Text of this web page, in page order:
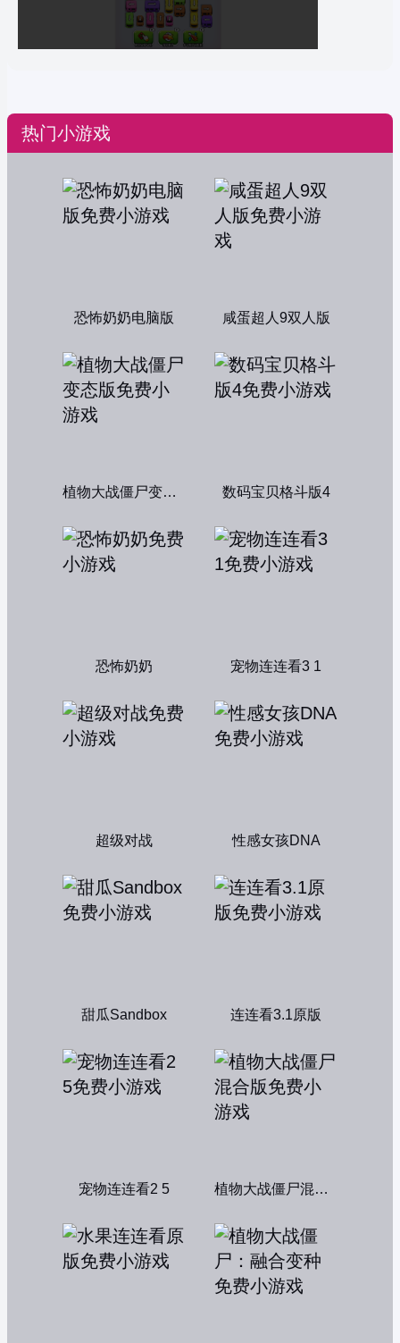
热门小游戏
恐怖奶奶电脑版 咸蛋超人9双人版
植物大战僵尸变态版 数码宝贝格斗版4
恐怖奶奶 宠物连连看3 1
超级对战 性感女孩DNA
甜瓜Sandbox 连连看3.1原版
宠物连连看2 5 植物大战僵尸混合版